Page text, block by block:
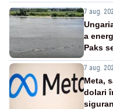
7 aug.
a
Paks
7 aug.
Meta,
dolari